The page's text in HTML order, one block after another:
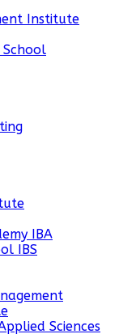
Institute
IBA
IBS
Sciences